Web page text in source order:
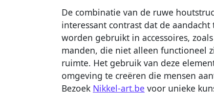
De combinatie van de ruwe
interessant contrast dat de
worden gebruikt in accessoires,
manden, die niet alleen functioneel
ruimte. Het gebruik van deze
omgeving te creëren die mensen
Bezoek Nikkel-art.be voor unieke